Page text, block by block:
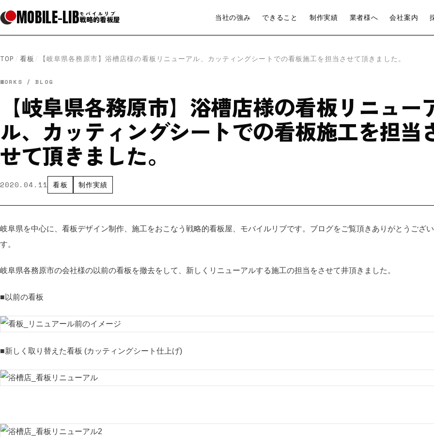
MOBILE-LIBモバイルリブ
戦略的看板屋 当社の強み できること 制作実績 業者様へ 会社案内
TOP / 看板 / 【岐阜県各務原市】浴槽店様の看板リニューアル、カッティングシートでの看板施工を担当させて頂きました。
WORKS / BLOG
【岐阜県各務原市】浴槽店様の看板リニュー
ル、カッティングシートでの看板施工を担当
せて頂きました。
2020.04.11 看板 制作実績
岐阜県を中心に、看板デザイン制作、施工をおこなう戦略的看板屋、モバイルリブです。ブログをご覧頂きありがとうござ
す。
岐阜県各務原市の会社様の以前の看板を撤去をして、新しくリニューアルする施工の担当をさせて井頂きました。
■以前の看板
■新しく取り替えた看板 (カッティングシート仕上げ)